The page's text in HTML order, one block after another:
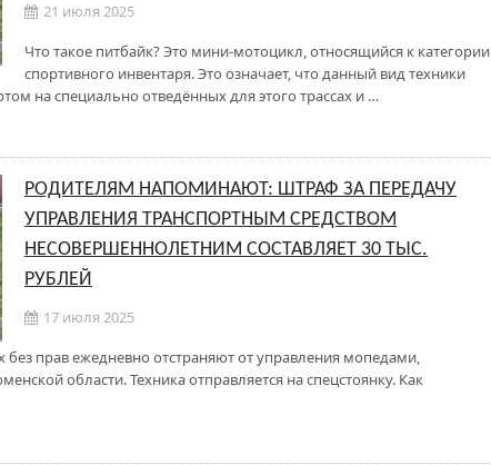
21 июля 2025
Что такое питбайк? Это мини-мотоцикл, относящийся к категории
спортивного инвентаря. Это означает, что данный вид техники
на специально отведённых для этого трассах и …
РОДИТЕЛЯМ НАПОМИНАЮТ: ШТРАФ ЗА ПЕРЕДАЧУ
УПРАВЛЕНИЯ ТРАНСПОРТНЫМ СРЕДСТВОМ
НЕСОВЕРШЕННОЛЕТНИМ СОСТАВЛЯЕТ 30 ТЫС.
РУБЛЕЙ
17 июля 2025
прав ежедневно отстраняют от управления мопедами,
области. Техника отправляется на спецстоянку. Как